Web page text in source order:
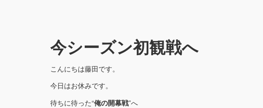
今シーズン初観戦へ
こんにちは藤田です。
今日はお休みです。
待ちに待った“俺の開幕戦”へ